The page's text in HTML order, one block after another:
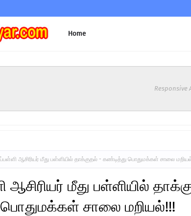
Home
Responsive
ஆசிரியர் மீது பள்ளியில் தாக்குதல் - கண்டித்து பொதுமக்கள் சாலை
ஆசிரியர் மீது பள்ளியில்
சாலை மறியல்!!!